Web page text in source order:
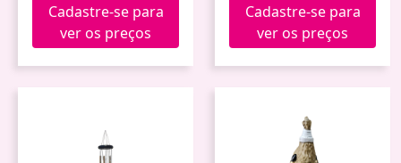
Cadastre-se para
ver os preços
Cadastre-se para
ver os preços